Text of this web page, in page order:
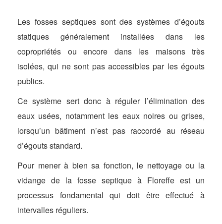
Les fosses septiques sont des systèmes d’égouts
statiques généralement installées dans les
copropriétés ou encore dans les maisons très
isolées, qui ne sont pas accessibles par les égouts
publics.
Ce système sert donc à réguler l’élimination des
eaux usées, notamment les eaux noires ou grises,
lorsqu’un bâtiment n’est pas raccordé au réseau
d’égouts standard.
Pour mener à bien sa fonction, le nettoyage ou la
vidange de la fosse septique à Floreffe est un
processus fondamental qui doit être effectué à
intervalles réguliers.